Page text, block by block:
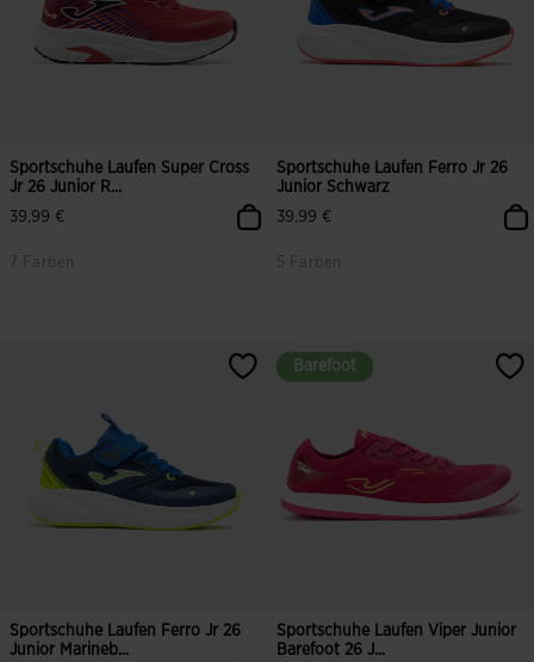
Sportschuhe Laufen Super Cross
Jr 26 Junior R...
39,99 €
7 Farben
Sportschuhe Laufen Ferro Jr 26
Junior Schwarz
39,99 €
5 Farben
Sportschuhe Laufen Ferro Jr 26
Junior Marineb...
Barefoot
Barefoot
Sportschuhe Laufen Viper Junior
Barefoot 26 J...